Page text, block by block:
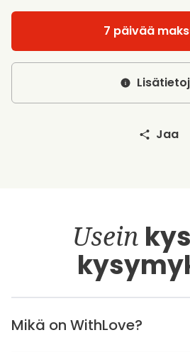
7 päivää
Jaa
Usein
Mikä on WithLove?